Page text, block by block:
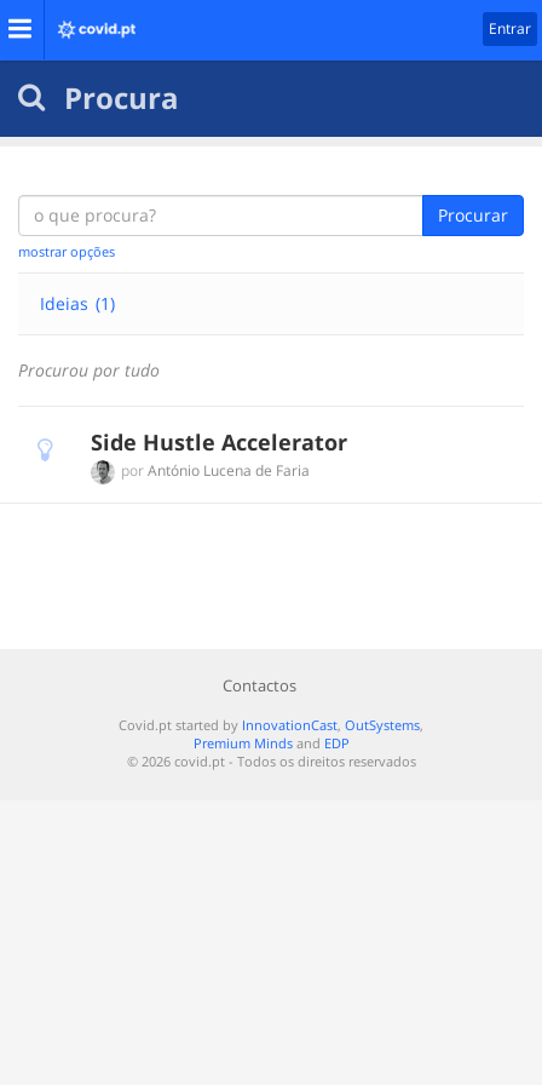
Entrar
Procura
Procurar
mostrar opções
Ideias (1)
Procurou por tudo
Side Hustle Accelerator
porAntónio Lucena de Faria
Contactos
Covid.pt started by InnovationCast, OutSystems,
Premium Mindsand EDP
© 2026 covid.pt - Todos os direitos reservados